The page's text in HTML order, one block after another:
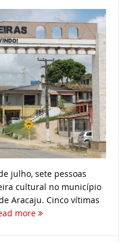
julho, sete pessoas
cultural no município
Aracaju. Cinco vítimas
more